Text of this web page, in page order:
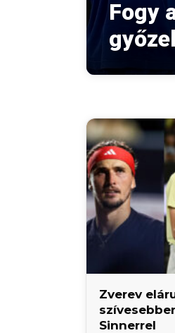
Fogy
Zverev
Sinnerrel